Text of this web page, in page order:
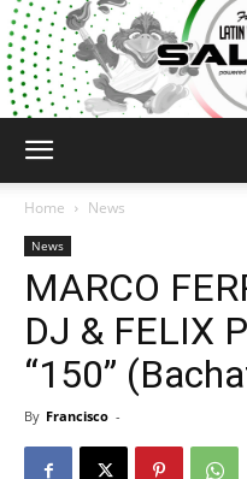
Home News
News
MARCO
DJ & FELIX
“150”
By Francisco -